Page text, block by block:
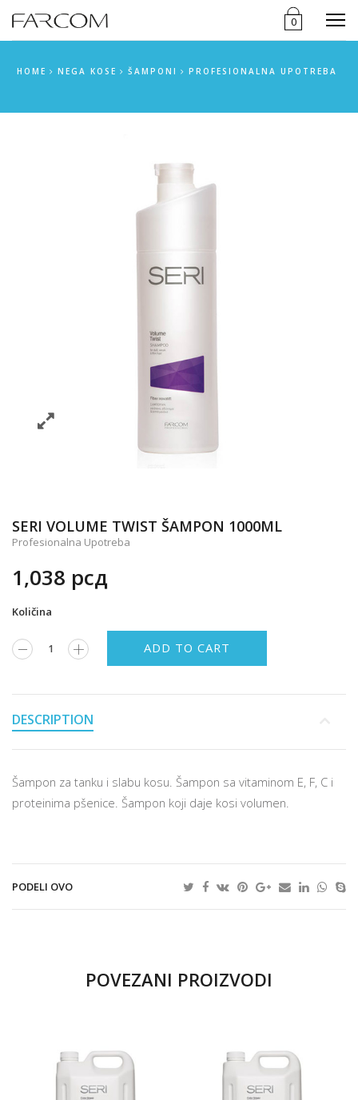
0 Menu
HOME NEGA KOSE ŠAMPONI PROFESIONALNA UPOTREBA
SERI VOLUME TWIST ŠAMPON 1000ML
Profesionalna Upotreba
1,038 рсд
Količina
ADD TO CART
DESCRIPTION
Šampon za tanku i slabu kosu. Šampon sa vitaminom E, F, C i
proteinima pšenice. Šampon koji daje kosi volumen.
PODELI OVO
POVEZANI PROIZVODI